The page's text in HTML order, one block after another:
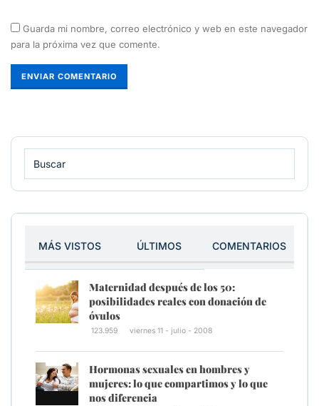
Guarda mi nombre, correo electrónico y web en este navegador
para la próxima vez que comente.
MÁS VISTOS ÚLTIMOS COMENTARIOS
Maternidad después de los 50:
posibilidades reales con donación de
óvulos
123.959 viernes 11 - julio - 2008
Hormonas sexuales en hombres y
mujeres: lo que compartimos y lo que
nos diferencia